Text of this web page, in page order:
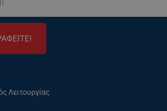
Λειτουργίας